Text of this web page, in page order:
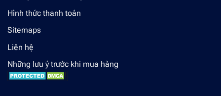
Hình thức thanh toán
Sitemaps
Liên hệ
Những lưu ý trước khi mua hàng